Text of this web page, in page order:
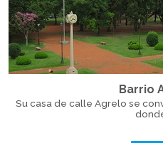
Barrio
Su casa de calle Agrelo se
donde